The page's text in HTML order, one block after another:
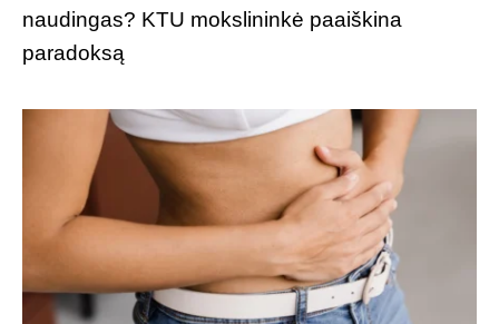
naudingas? KTU mokslininkė paaiškina
paradoksą